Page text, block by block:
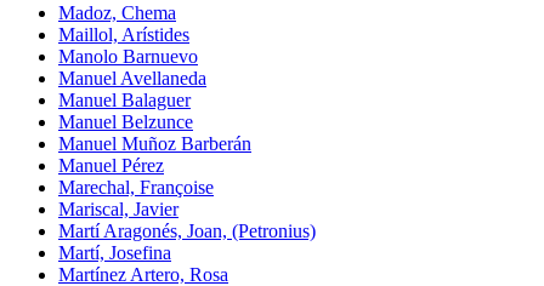
Madoz, Chema
Maillol, Arístides
Manolo Barnuevo
Manuel Avellaneda
Manuel Balaguer
Manuel Belzunce
Manuel Muñoz Barberán
Manuel Pérez
Marechal, Françoise
Mariscal, Javier
Martí Aragonés, Joan, (Petronius)
Martí, Josefina
Martínez Artero, Rosa